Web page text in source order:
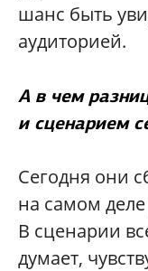
шанс быть
аудиторией.
А в чем
и сценарием
Сегодня они
на самом
В сценарии
думает,